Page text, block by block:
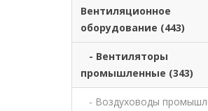
Вентиляционное
оборудование (443)
- Вентиляторы
промышленные (343)
- Воздуховоды